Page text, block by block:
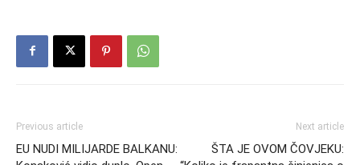
Previous article
EU NUDI MILIJARDE BALKANU:
Next article
ŠTA JE OVOM ČOVJEKU: